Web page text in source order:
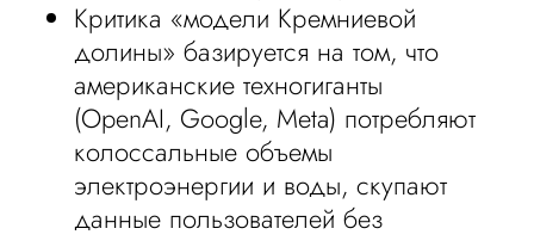
Критика «модели Кремниевой
долины» базируется на том, что
американские техногиганты
(OpenAI, Google, Meta) потребляют
колоссальные объемы
электроэнергии и воды, скупают
данные пользователей без